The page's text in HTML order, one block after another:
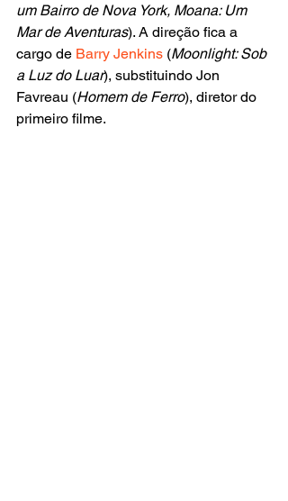
um Bairro de Nova York, Moana: Um
Mar de Aventuras). A direção fica a
cargo de Barry Jenkins (Moonlight: Sob
a Luz do Luar), substituindo Jon
Favreau (Homem de Ferro), diretor do
primeiro filme.